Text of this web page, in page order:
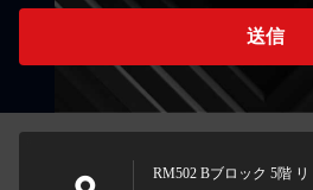
送信
RM502 Bブロック 5階